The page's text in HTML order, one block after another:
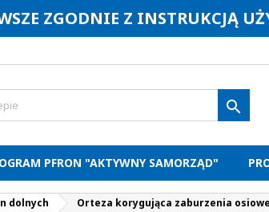
ZGODNIE Z INSTRUKCJĄ

PFRON "AKTYWNY SAMORZĄD"
dolnych Orteza korygująca zaburzenia osiowe